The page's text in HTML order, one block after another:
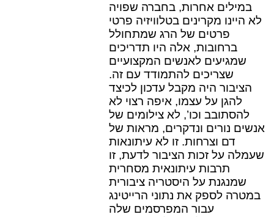
במילים אחרות, בחברה שפויה
לא היינו מקרינים בטלוויזיה פרטי
פרטים של הרג שמתחולל
ברחובות, אלה היו תדריכים
שמגיעים לאנשים המקצועיים
שצריכים להתמודד עם זה.
הציבור היה מקבל עדכון לכיצד
להגן על עצמו, איפה רצוי לא
להסתובב וכו’, לא צילומים של
אנשים נורים ונדקרים, מראות של
דם וצרחות. זו לא עיתונאות
שעמלה על זכות הציבור לדעת, זו
תרבות עיתונאית מסחרית
שמנגנת על היסטריה ציבורית
במטרה לספק את נתוני הרייטינג
עבור המפרסמים שלה